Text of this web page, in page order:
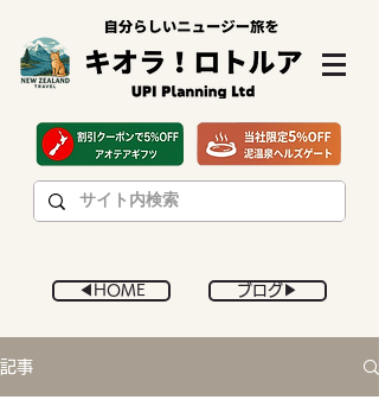
◀︎HOME ブログ▶︎
記事